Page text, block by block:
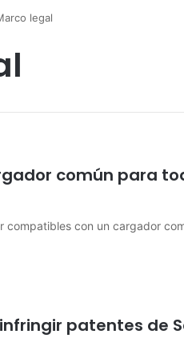
legal
común para
compatibles con un cargador
patentes de